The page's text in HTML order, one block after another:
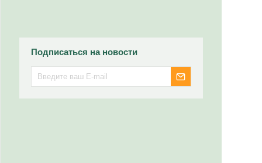
Подписаться на новости